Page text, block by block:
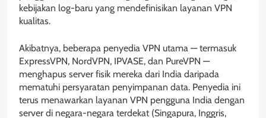
kebijakan log-baru yang mendefinisikan layanan VPN
kualitas.
Akibatnya, beberapa penyedia VPN utama — termasuk
ExpressVPN, NordVPN, IPVASE, dan PureVPN —
menghapus server fisik mereka dari India daripada
mematuhi persyaratan penyimpanan data. Penyedia ini
terus menawarkan layanan VPN pengguna India dengan
server di negara-negara terdekat (Singapura, Inggris,